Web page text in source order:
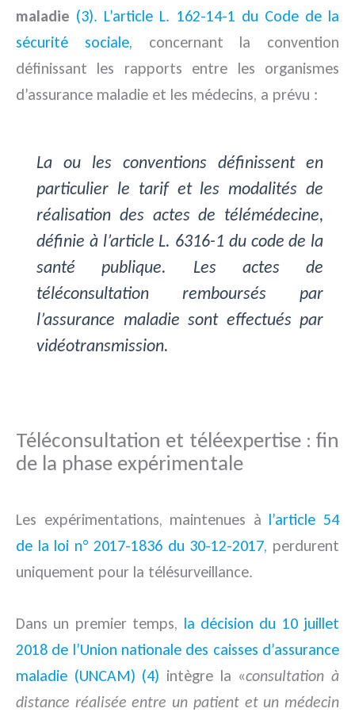
maladie (3). L’article L. 162-14-1 du Code de la
sécurité sociale, concernant la convention
définissant les rapports entre les organismes
d’assurance maladie et les médecins, a prévu :
La ou les conventions définissent en
particulier le tarif et les modalités de
réalisation des actes de télémédecine,
définie à l’article L. 6316-1 du code de la
santé publique. Les actes de
téléconsultation remboursés par
l’assurance maladie sont effectués par
vidéotransmission.
Téléconsultation et téléexpertise : fin
de la phase expérimentale
Les expérimentations, maintenues à l’article 54
de la loi n° 2017-1836 du 30-12-2017, perdurent
uniquement pour la télésurveillance.
Dans un premier temps, la décision du 10 juillet
2018 de l’Union nationale des caisses d’assurance
maladie (UNCAM) (4) intègre la «consultation à
distance réalisée entre un patient et un médecin